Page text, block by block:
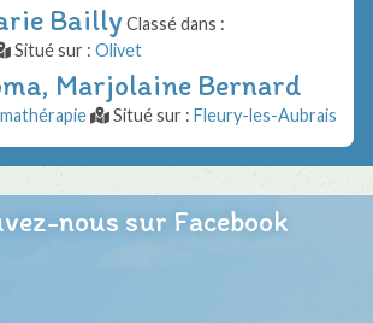
BaillyClassé dans :
Situé sur : Olivet
Marjolaine Bernard
Situé sur : Fleury-les-Aubrais
nous sur Facebook